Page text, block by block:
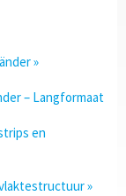
»
– Langformaat
en
»